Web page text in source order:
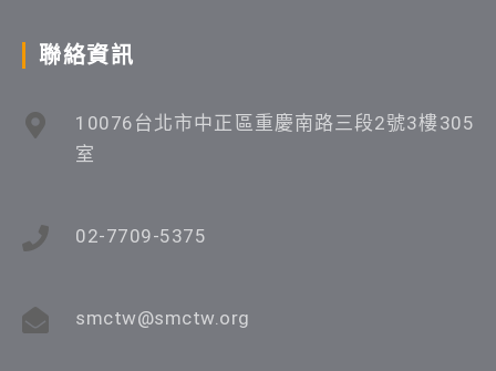
聯絡資訊
10076台北市中正區重慶南路三段2號3樓305
室
02-7709-5375
smctw@smctw.org